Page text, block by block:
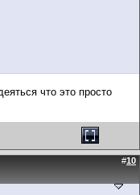
что это просто
#10